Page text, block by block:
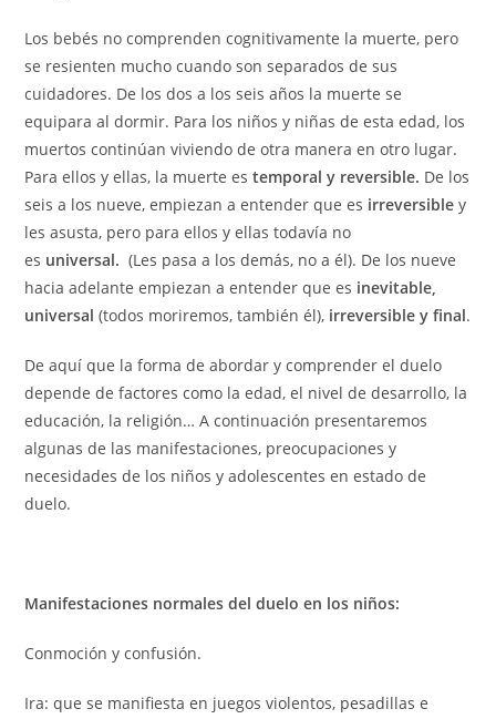
Los bebés no comprenden cognitivamente la muerte, pero
se resienten mucho cuando son separados de sus
cuidadores. De los dos a los seis años la muerte se
equipara al dormir. Para los niños y niñas de esta edad, los
muertos continúan viviendo de otra manera en otro lugar.
Para ellos y ellas, la muerte estemporal y reversible. De los
seis a los nueve, empiezan a entender que es irreversibley
les asusta, pero para ellos y ellas todavía no
es universal. (Les pasa a los demás, no a él). De los nueve
hacia adelante empiezan a entender que es inevitable,
universal (todos moriremos, también él), irreversible y final.
De aquí que la forma de abordar y comprender el duelo
depende de factores como la edad, el nivel de desarrollo, la
educación, la religión… A continuación presentaremos
algunas de las manifestaciones, preocupaciones y
necesidades de los niños y adolescentes en estado de
duelo.
Manifestaciones normales del duelo en los niños:
Conmoción y confusión.
Ira: que se manifiesta en juegos violentos, pesadillas e